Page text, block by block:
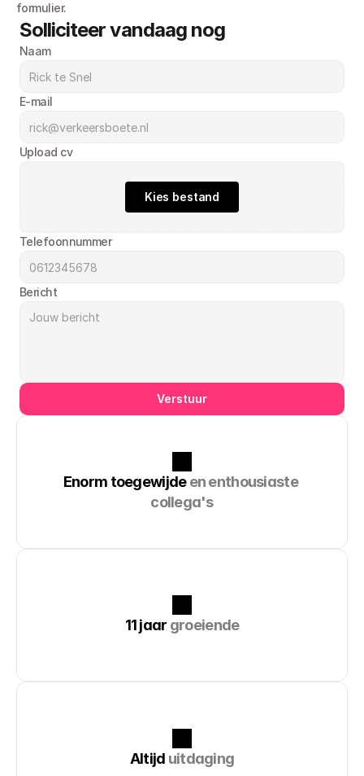
formulier.
Solliciteer vandaag nog
Naam
E-mail
Upload cv
Kies bestand
Telefoonnummer
Bericht
Verstuur
Enorm toegewijde en enthousiaste
collega's
11 jaar groeiende
Altijd uitdaging